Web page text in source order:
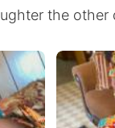
the other